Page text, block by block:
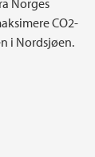
Norges
CO2-
i Nordsjøen.